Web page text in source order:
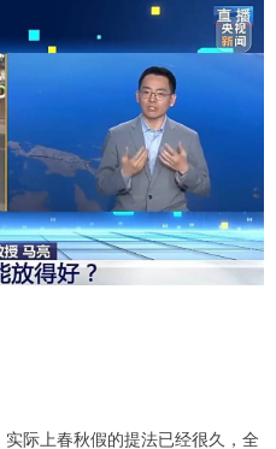
际上春秋假的提法已经很久，全